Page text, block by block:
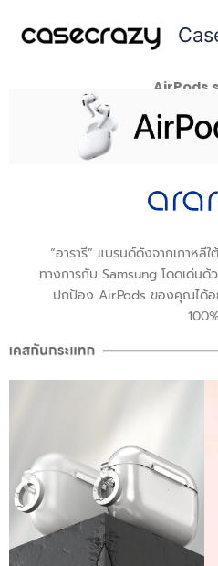
AirPods
“อารารี” แบรนด์ดังจากเกาหลี
ทางการกับ Samsung โดดเด่น
ปกป้อง AirPods ของคุณได้อ